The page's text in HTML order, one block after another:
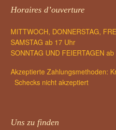
Horaires d’ouverture
MITTWOCH, DONNERSTAG,
SAMSTAG ab 17 Uhr
SONNTAG UND FEIERTAGEN
Akzeptierte Zahlungsmethoden:
Schecks nicht akzeptiert
Uns zu finden